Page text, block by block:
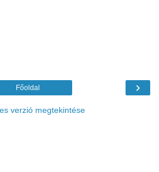
›
Főoldal
verzió megtekintése